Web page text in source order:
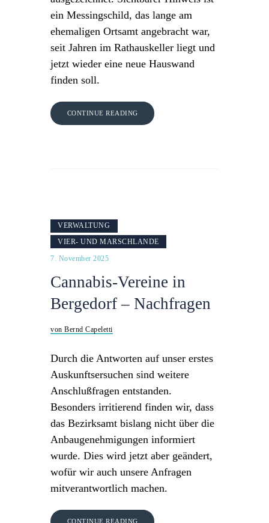
ein Messingschild, das lange am
ehemaligen Ortsamt angebracht war,
seit Jahren im Rathauskeller liegt und
jetzt wieder eine neue Hauswand
finden soll.
CONTINUE READING
VERWALTUNG
VIER- UND MARSCHLANDE
7. November 2025
Cannabis-Vereine in
Bergedorf – Nachfragen
von Bernd Capeletti
Durch die Antworten auf unser erstes
Auskunftsersuchen sind weitere
Anschlußfragen entstanden.
Besonders irritierend finden wir, dass
das Bezirksamt bislang nicht über die
Anbaugenehmigungen informiert
wurde. Dies wird jetzt aber geändert,
wofür wir auch unsere Anfragen
mitverantwortlich machen.
CONTINUE READING